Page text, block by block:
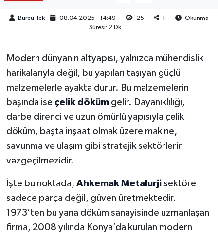
Burcu Tek 08.04.2025 - 14:49 25 1
Okunma
Süresi: 2 Dk
Modern dünyanın altyapısı, yalnızca mühendislik
harikalarıyla değil, bu yapıları taşıyan güçlü
malzemelerle ayakta durur. Bu malzemelerin
başında ise çelik dökümgelir. Dayanıklılığı,
darbe direnci ve uzun ömürlü yapısıyla çelik
döküm, başta inşaat olmak üzere makine,
savunma ve ulaşım gibi stratejik sektörlerin
vazgeçilmezidir.
İşte bu noktada, Ahkemak Metalurjisektöre
sadece parça değil, güven üretmektedir.
1973’ten bu yana döküm sanayisinde uzmanlaşan
firma, 2008 yılında Konya’da kurulan modern